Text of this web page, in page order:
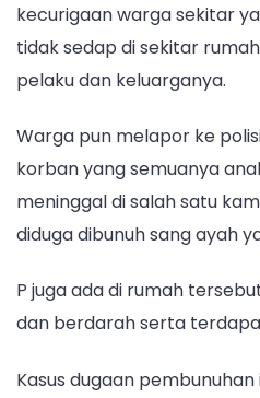
kecurigaan warga sekitar
tidak sedap di sekitar
pelaku dan keluarganya.
Warga pun melapor ke
korban yang semuanya
meninggal di salah satu
diduga dibunuh sang ayah
P juga ada di rumah
dan berdarah serta
Kasus dugaan